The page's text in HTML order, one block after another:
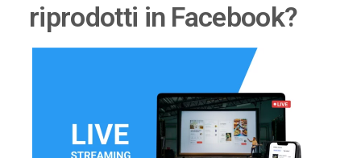
riprodotti in Facebook?